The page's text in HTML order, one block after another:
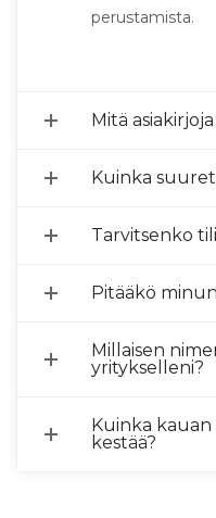
perustamista.
Mitä
Kuinka
Tarvitsenko
Pitääkö
Millaisen
yritykselleni?
Kuinka
kestää?